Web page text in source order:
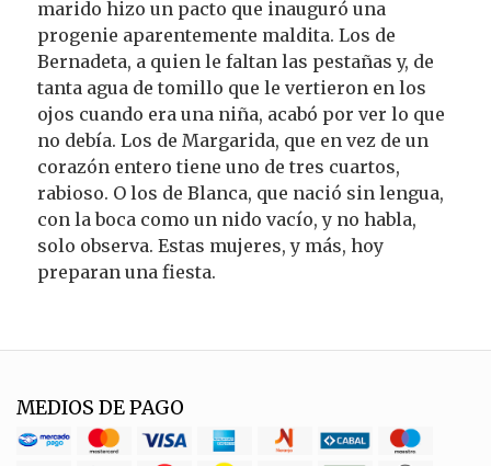
marido hizo un pacto que inauguró una
progenie aparentemente maldita. Los de
Bernadeta, a quien le faltan las pestañas y, de
tanta agua de tomillo que le vertieron en los
ojos cuando era una niña, acabó por ver lo que
no debía. Los de Margarida, que en vez de un
corazón entero tiene uno de tres cuartos,
rabioso. O los de Blanca, que nació sin lengua,
con la boca como un nido vacío, y no habla,
solo observa. Estas mujeres, y más, hoy
preparan una fiesta.
MEDIOS DE PAGO